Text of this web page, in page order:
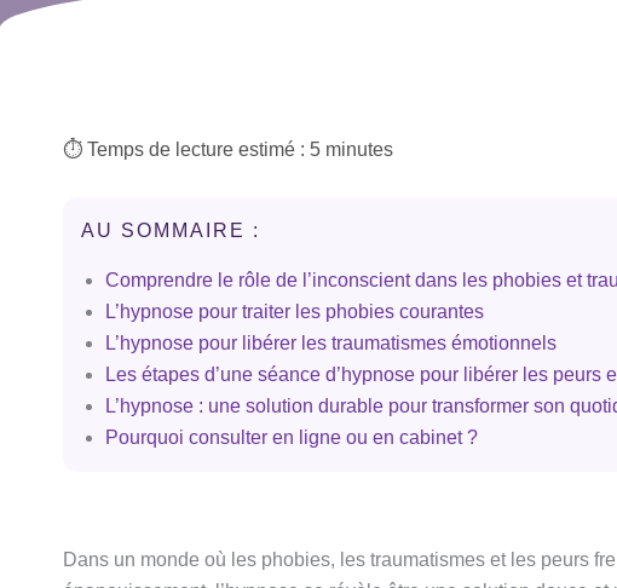
⏱️ Temps de lecture estimé : 5 minutes
AU SOMMAIRE :
Comprendre le rôle de l’inconscient dans les phobies et
L’hypnose pour traiter les phobies courantes
L’hypnose pour libérer les traumatismes émotionnels
Les étapes d’une séance d’hypnose pour libérer les peurs
L’hypnose : une solution durable pour transformer son
Pourquoi consulter en ligne ou en cabinet ?
Dans un monde où les phobies, les traumatismes et les peurs